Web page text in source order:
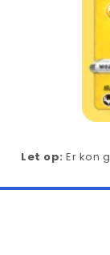
Let op: Er kon